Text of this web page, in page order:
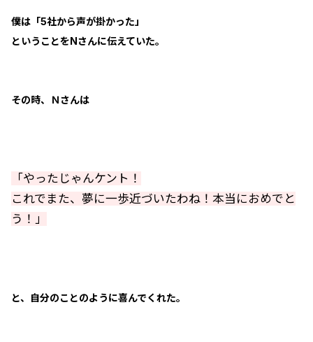
僕は「5社から声が掛かった」
ということをNさんに伝えていた。
その時、Ｎさんは
「やったじゃんケント！
これでまた、夢に一歩近づいたわね！本当におめでと
う！」
と、自分のことのように喜んでくれた。